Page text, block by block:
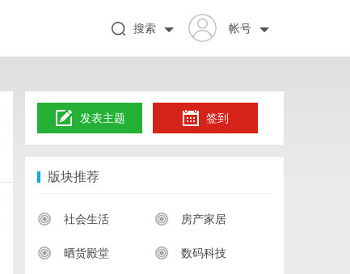
帐号
搜索
发表主题 签到
版块推荐
社会生活 房产家居
晒货殿堂 数码科技